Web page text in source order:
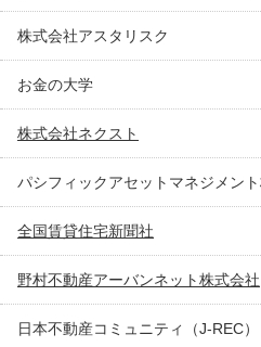
株式会社アスタリスク
お金の大学
株式会社ネクスト
パシフィックアセットマネジメン
全国賃貸住宅新聞社
野村不動産アーバンネット株式会社
日本不動産コミュニティ（J-REC）